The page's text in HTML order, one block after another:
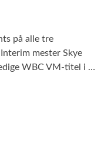
på alle tre
mester Skye
WBC VM-titel i …